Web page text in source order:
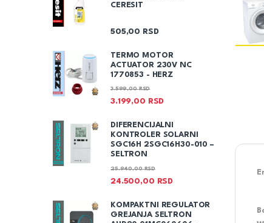
CERESIT
505,00 RSD
TERMO MOTOR
ACTUATOR 230V NC
1770853 - HERZ
3.199,00 RSD
3.599,00RSD
DIFERENCIJALNI
KONTROLER SOLARNI
SGC16H 2SGC16H30-010 –
SELTRON
24.500,00 RSD
25.940,00RSD
KOMPAKTNI REGULATOR
GREJANJA SELTRON